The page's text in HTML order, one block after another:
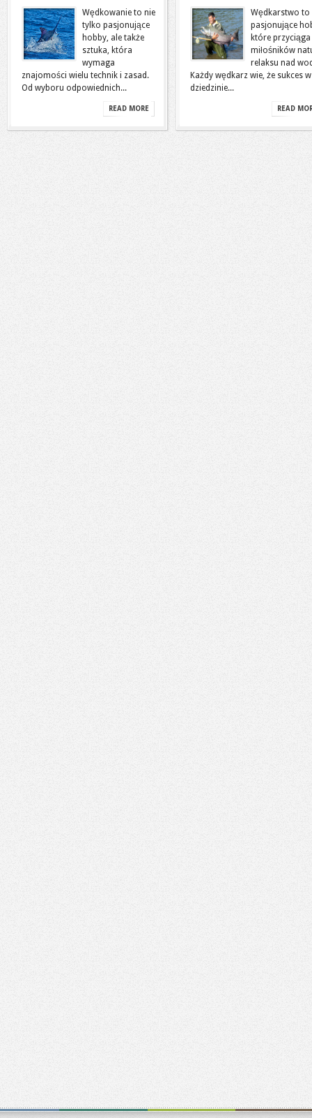
Wędkowanie to nie
tylko pasjonujące
hobby, ale także
sztuka, która
wymaga
znajomości wielu technik i zasad.
Od wyboru odpowiednich...
READ MORE
Wędkarstwo to
pasjonujące
które przyciąga
miłośników
relaksu nad
Każdy wędkarz wie, że sukces
dziedzinie...
READ